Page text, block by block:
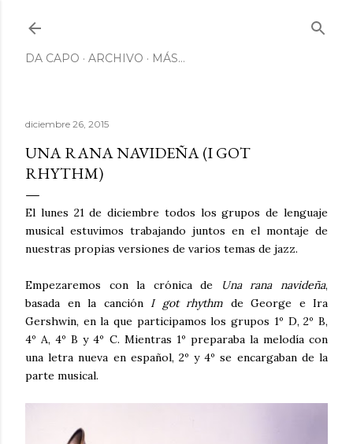
DA CAPO ARCHIVO MÁS…
diciembre 26, 2015
UNA RANA NAVIDEÑA (I GOT
RHYTHM)
El lunes 21 de diciembre todos los grupos de lenguaje
musical estuvimos trabajando juntos en el montaje de
nuestras propias versiones de varios temas de jazz.
Empezaremos con la crónica de Una rana navideña,
basada en la canción I got rhythm de George e Ira
Gershwin, en la que participamos los grupos 1º D, 2º B,
4º A, 4º B y 4º C. Mientras 1º preparaba la melodía con
una letra nueva en español, 2º y 4º se encargaban de la
parte musical.